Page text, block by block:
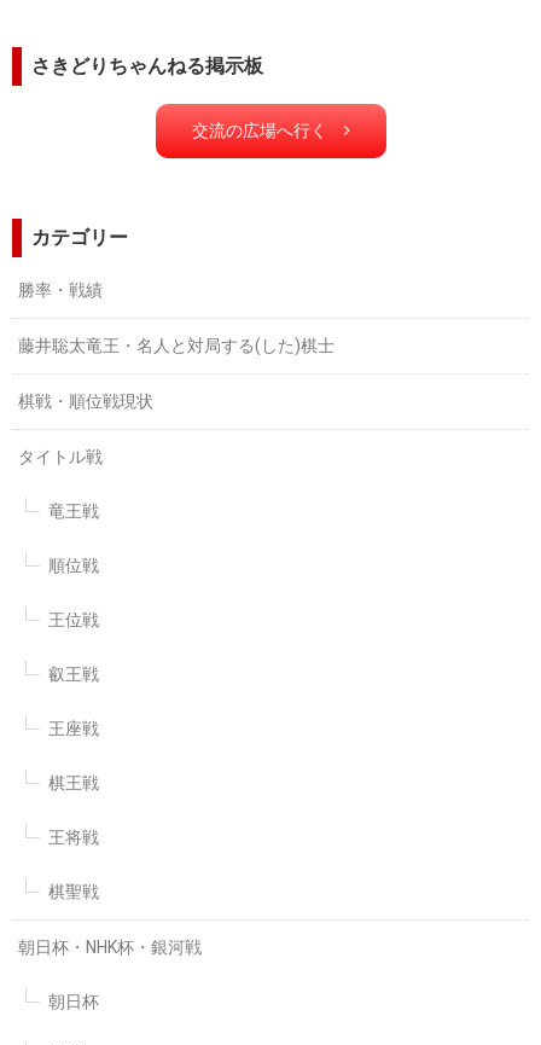
さきどりちゃんねる掲示板
交流の広場へ行く
カテゴリー
勝率・戦績
藤井聡太竜王・名人と対局する(した)棋士
棋戦・順位戦現状
タイトル戦
竜王戦
順位戦
王位戦
叡王戦
王座戦
棋王戦
王将戦
棋聖戦
朝日杯・NHK杯・銀河戦
朝日杯